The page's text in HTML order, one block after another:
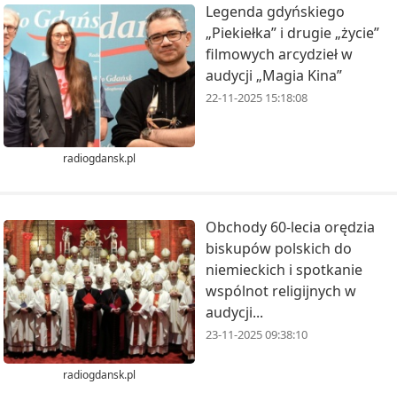
radiogdansk.pl
Legenda gdyńskiego
„Piekiełka” i drugie „życie”
filmowych arcydzieł w
audycji „Magia Kina”
22-11-2025 15:18:08
radiogdansk.pl
Obchody 60-lecia orędzia
biskupów polskich do
niemieckich i spotkanie
wspólnot religijnych w
audycji...
23-11-2025 09:38:10